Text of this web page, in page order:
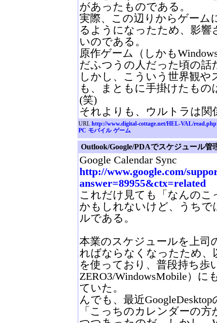
があったものである。
実際、この辺りからゲーム
るようになったため、影
いのである。
原作ゲーム（しかも
だふつうの人だった頃の話
しかし、こういう世界観
も、まともに手掛けたも
(笑)
それよりも、ウルトラは関
URL http://www.digital-cottage.net/HEL-VAL/
PC モバイル ゲーム
Outlook/Google/PDAでスケジュール管
Google Calendar Sync
http://www.google.com/
answer=89955&ctx=related
これだけ見ても「なんの
かもしれないけど、うち
ルである。
本業のスケジュールを上司
ればならなくなったため、
を使っており、普段持ち歩
ZERO3/WindowsMobile）
ていた。
んでも、最近
「こっちのカレンダーの